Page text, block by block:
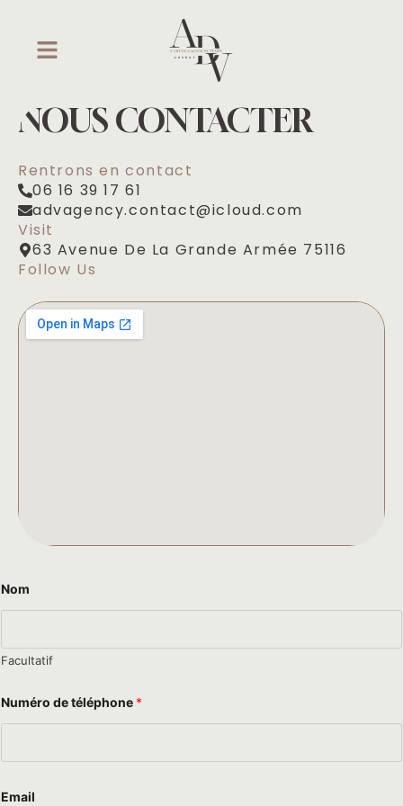
NOUS CONTACTER
Rentrons en contact
06 16 39 17 61
advagency.contact@icloud.com
Visit
63 Avenue De La Grande Armée 75116
Follow Us
Nom
Facultatif
Numéro de téléphone *
u
Email